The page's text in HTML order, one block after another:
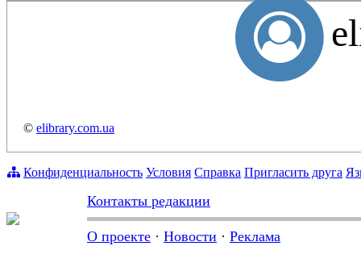
© elibrary.com.ua
Конфиденциальность Условия Справка Пригласить друга
Контакты редакции
О проекте · Новости · Реклама